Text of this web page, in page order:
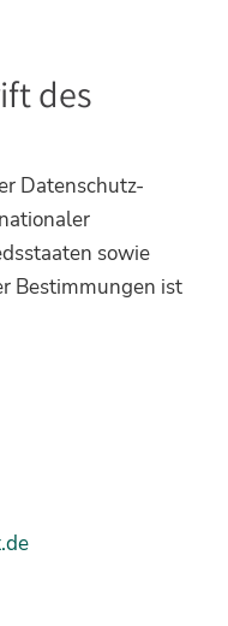
des
Datenschutz-
sowie
Bestimmungen ist